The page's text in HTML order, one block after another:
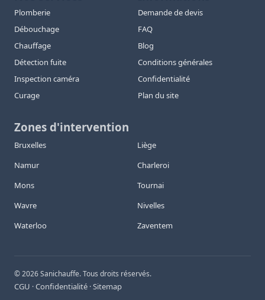
Plomberie
Débouchage
Chauffage
Détection fuite
Inspection caméra
Curage
Demande de devis
FAQ
Blog
Conditions générales
Confidentialité
Plan du site
Zones d'intervention
Bruxelles
Liège
Namur
Charleroi
Mons
Tournai
Wavre
Nivelles
Waterloo
Zaventem
©2026Sanichauffe. Tous droits réservés.
CGU ·Confidentialité ·Sitemap